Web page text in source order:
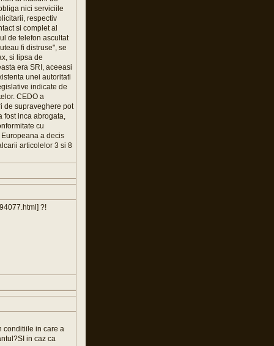
nici serviciile
respectiv
si complet al
de telefon ascultat
fi distruse", se
si lipsa de
era SRI, aceeasi
unei autoritati
indicate de
CEDO a
de supraveghere pot
fost inca abrogata,
cu
a decis
articolelor 3 si 8
?!
conditiile in care a
in caz ca